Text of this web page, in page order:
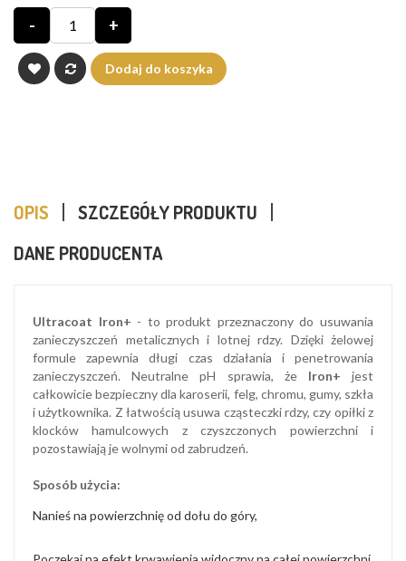
- +
Dodaj do koszyka
OPIS
SZCZEGÓŁY PRODUKTU
DANE PRODUCENTA
Ultracoat Iron+ - to produkt przeznaczony do usuwania
zanieczyszczeń metalicznych i lotnej rdzy. Dzięki żelowej
formule zapewnia długi czas działania i penetrowania
zanieczyszczeń. Neutralne pH sprawia, że Iron+ jest
całkowicie bezpieczny dla karoserii, felg, chromu, gumy, szkła
i użytkownika. Z łatwością usuwa cząsteczki rdzy, czy opiłki z
klocków hamulcowych z czyszczonych powierzchni i
pozostawiają je wolnymi od zabrudzeń.
Sposób użycia:
Nanieś na powierzchnię od dołu do góry,